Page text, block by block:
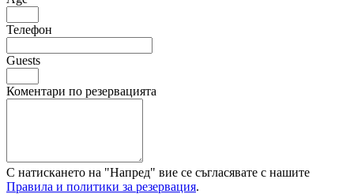
Телефон
Guests
Коментари по резервацията
С натискането на "Напред" вие се съгласявате с нашите
Правила и политики за резервация.